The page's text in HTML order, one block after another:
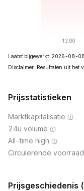
Laatst bijgewerkt: 2026-08-
Disclaimer: Resultaten uit het
Prijsstatistieken
Marktkapitalisatie
24u volume
All-time high
Circulerende voorraad
Prijsgeschiedenis